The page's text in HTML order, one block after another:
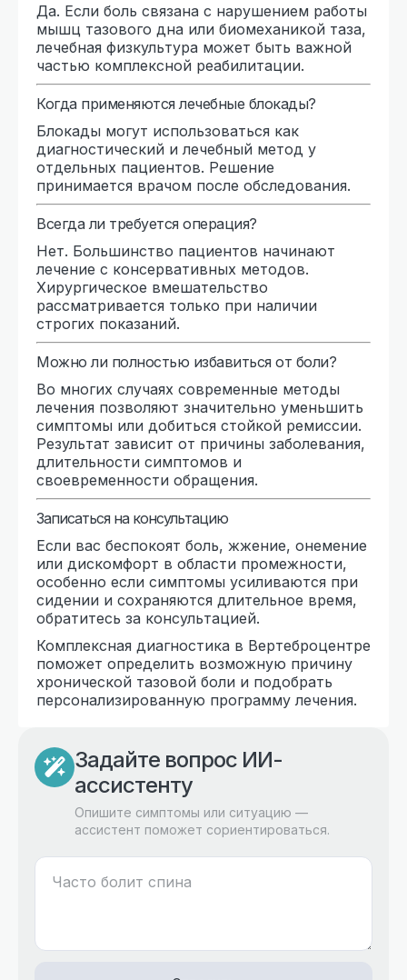
Да. Если боль связана с нарушением работы
мышц тазового дна или биомеханикой таза,
лечебная физкультура может быть важной
частью комплексной реабилитации.
Когда применяются лечебные блокады?
Блокады могут использоваться как
диагностический и лечебный метод у
отдельных пациентов. Решение
принимается врачом после обследования.
Всегда ли требуется операция?
Нет. Большинство пациентов начинают
лечение с консервативных методов.
Хирургическое вмешательство
рассматривается только при наличии
строгих показаний.
Можно ли полностью избавиться от боли?
Во многих случаях современные методы
лечения позволяют значительно уменьшить
симптомы или добиться стойкой ремиссии.
Результат зависит от причины заболевания,
длительности симптомов и
своевременности обращения.
Записаться на консультацию
Если вас беспокоят боль, жжение, онемение
или дискомфорт в области промежности,
особенно если симптомы усиливаются при
сидении и сохраняются длительное время,
обратитесь за консультацией.
Комплексная диагностика в Вертеброцентре
поможет определить возможную причину
хронической тазовой боли и подобрать
персонализированную программу лечения.
Задайте вопрос ИИ-
ассистенту
Опишите симптомы или ситуацию —
ассистент поможет сориентироваться.